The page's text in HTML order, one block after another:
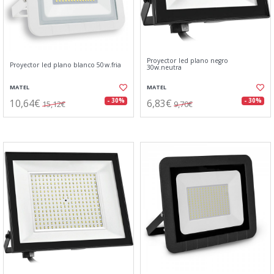
Proyector led plano blanco 50w.fria
MATEL
10,64€ 15,12€ - 30%
Proyector led plano negro
30w.neutra
MATEL
6,83€ 9,70€ - 30%